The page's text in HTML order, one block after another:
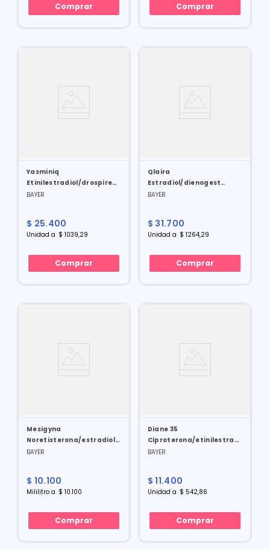
Comprar Comprar
Yasminiq
Etinilestradiol/drospirenona
0.02/3 Mg X 28 Tabl
BAYER
$ 25.400
Unidad a $ 1039,29
Comprar
Qlaira
Estradiol/dienogest
3.0/3.0 Mg X 28 Tabl
BAYER
$ 31.700
Unidad a $ 1264,29
Comprar
Mesigyna
Noretisterona/estradiol
50/5 Mg/1 Ml X 1 Amp
BAYER
$ 10.100
Mililitro a $ 10.100
Comprar
Diane 35
Ciproterona/etinilestradiol
2/0.035 Mg X 21 Tabl
BAYER
$ 11.400
Unidad a $ 542,86
Comprar